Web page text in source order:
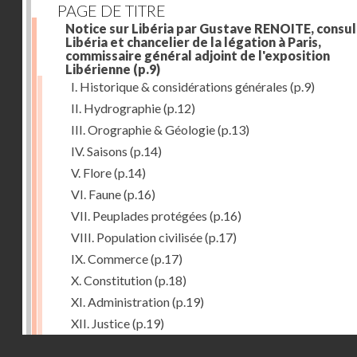
PAGE DE TITRE
Notice sur Libéria par Gustave RENOITE,
Libéria et chancelier de la légation à Paris,
commissaire général adjoint de l'exposition
Libérienne (p.9)
I. Historique & considérations générales (p.9)
II. Hydrographie(p.12)
III. Orographie & Géologie(p.13)
IV. Saisons (p.14)
V. Flore(p.14)
VI. Faune(p.16)
VII. Peuplades protégées (p.16)
VIII. Population civilisée(p.17)
IX. Commerce(p.17)
X. Constitution(p.18)
XI. Administration(p.19)
XII. Justice(p.19)